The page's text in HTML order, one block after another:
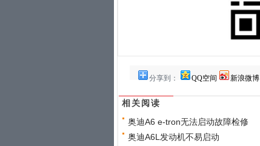
分享到： QQ空间 新浪微博
相关阅读
奥迪A6 e-tron无法启动故障检修
奥迪A6L发动机不易启动